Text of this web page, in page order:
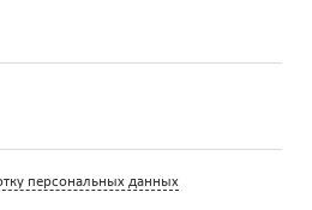
персональных данных